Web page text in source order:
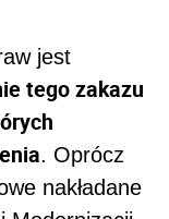
jest
tego zakazu
. Oprócz
nakładane